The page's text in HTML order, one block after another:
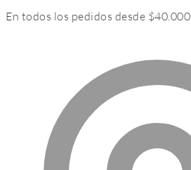
En todos los pedidos desde $40.000